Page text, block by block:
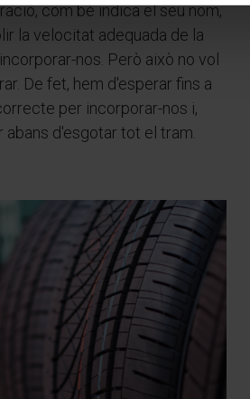
com bé indica el seu nom,
la velocitat adequada de la
nos. Però això no vol
De fet, hem d'esperar fins a
per incorporar-nos i,
abans d'esgotar tot el tram.